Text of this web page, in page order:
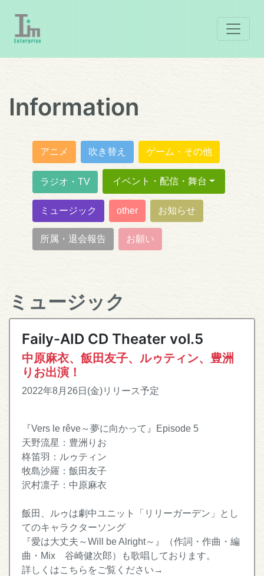
Information
アニメ 吹き替え ゲーム・その他
ラジオ・TV イベント・配信・舞台
ミュージック other お知らせ
所属・退会報告 お願い
ミュージック
Faily-AID CD Theater vol.5
中原麻衣、飯田友子、ルゥティン、豊洲
りお出演！
2022年8月26日(金)リリース予定
『Vers le rêve～夢に向かって』Episode 5
天野流星：豊洲りお
柊笛羽：ルゥティン
牧島沙羅：飯田友子
沢村凛子：中原麻衣
飯田、ルゥは劇中ユニット「リリーガーデン」とし
てのキャラクターソング
『愛は大丈夫～Will be Alright～』（作詞・作曲・編
曲・Mix 谷崎健次郎）も歌唱しております。
詳しくはこちらをご覧ください→